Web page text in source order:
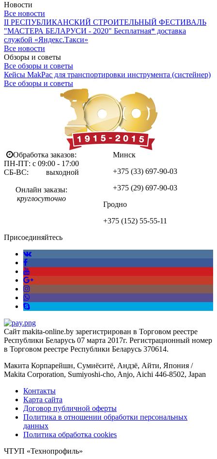
Новости
Все новости
II РЕСПУБЛИКАНСКИЙ СТРОИТЕЛЬНЫЙ ФЕСТИВАЛЬ
"МАСТЕРА БЕЛАРУСИ - 2020" Бесплатная* доставка
службой «Яндекс.Такси»
Все новости
Обзоры и советы
Все обзоры и советы
Кейсы MakPac для транспортировки инструмента (систейнер)
Все обзоры и советы
Обработка заказов:
ПН-ПТ: с 09:00 - 17:00
СБ-ВС: выходной
Онлайн заказы:
круглосуточно
Минск
+375 (33) 697-90-03
+375 (29) 697-90-03
Гродно
+375 (152) 55-55-11
Присоединяйтесь
Сайт makita-online.by зарегистрирован в Торговом реестре
Республики Беларусь 07 марта 2017г. Регистрационный номер
в Торговом реестре Республики Беларусь 370614.
Макита Корпарейшн, Сумиёситё, Андзё, Айти, Япония /
Makita Corporation, Sumiyoshi-cho, Anjo, Aichi 446-8502, Japan
Контакты
Карта сайта
Договор публичной оферты
Политика в отношении обработки персональных
данных
Политика обработка cookies
ЧТУП «Технопрофиль»